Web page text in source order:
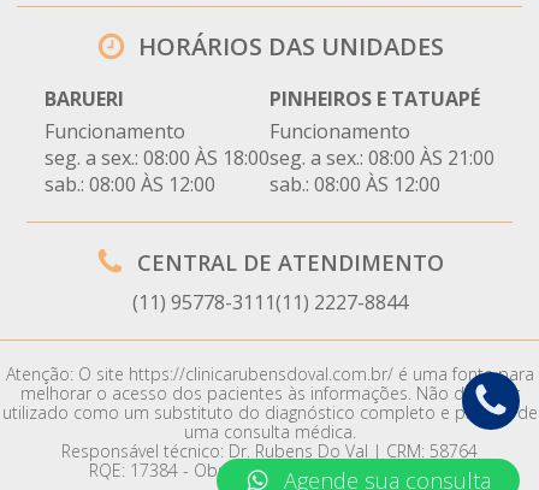
HORÁRIOS DAS UNIDADES
BARUERI
Funcionamento
seg. a sex.: 08:00 ÀS 18:00
sab.: 08:00 ÀS 12:00
PINHEIROS E TATUAPÉ
Funcionamento
seg. a sex.: 08:00 ÀS 21:00
sab.: 08:00 ÀS 12:00
CENTRAL DE ATENDIMENTO
(11) 95778-3111(11) 2227-8844
Atenção: O site https://clinicarubensdoval.com.br/ é uma fonte para
melhorar o acesso dos pacientes às informações. Não deve ser
utilizado como um substituto do diagnóstico completo e preciso de
uma consulta médica.
Responsável técnico: Dr. Rubens Do Val | CRM: 58764
RQE: 17384 - Obstetrícia | 17385 - Ginecologia
Agende sua consulta